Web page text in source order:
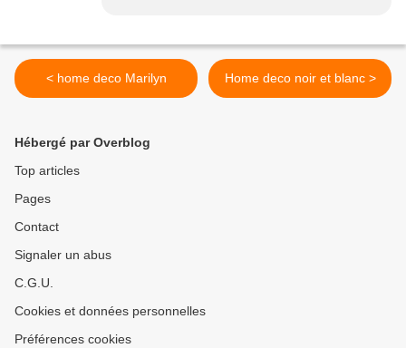
< home deco Marilyn Home deco noir et blanc >
Hébergé par Overblog
Top articles
Pages
Contact
Signaler un abus
C.G.U.
Cookies et données personnelles
Préférences cookies